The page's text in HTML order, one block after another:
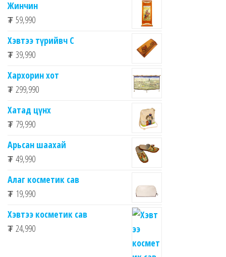
Жинчин
₮ 59,990
Хэвтээ түрийвч C
₮ 39,990
Хархорин хот
₮ 299,990
Хатад цүнх
₮ 79,990
Арьсан шаахай
₮ 49,990
Алаг косметик сав
₮ 19,990
Хэвтээ косметик сав
₮ 24,990